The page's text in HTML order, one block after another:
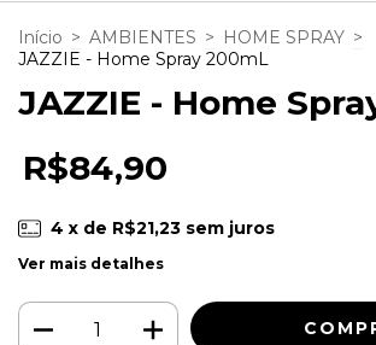
Início > AMBIENTES > HOME SPRAY >
JAZZIE - Home Spray 200mL
JAZZIE - Home
R$84,90
4 x de R$21,23 sem juros
Ver mais detalhes